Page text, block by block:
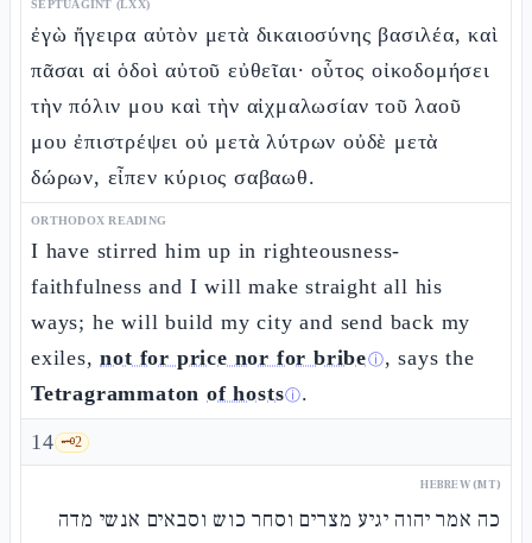
SEPTUAGINT (LXX)
ἐγὼ ἤγειρα αὐτὸν μετὰ δικαιοσύνης βασιλέα, καὶ
πᾶσαι αἱ ὁδοὶ αὐτοῦ εὐθεῖαι· οὗτος οἰκοδομήσει
τὴν πόλιν μου καὶ τὴν αἰχμαλωσίαν τοῦ λαοῦ
μου ἐπιστρέψει οὐ μετὰ λύτρων οὐδὲ μετὰ
δώρων, εἶπεν κύριος σαβαωθ.
ORTHODOX READING
I have stirred him up in righteousness-
faithfulness and I will make straight all his
ways; he will build my city and send back my
exiles,not for price nor for bribeⓘ, says the
Tetragrammaton of hostsⓘ.
14 🗝️2
HEBREW (MT)
כה אמר יהוה יגיע מצרים וסחר כוש וסבאים אנשי מדה